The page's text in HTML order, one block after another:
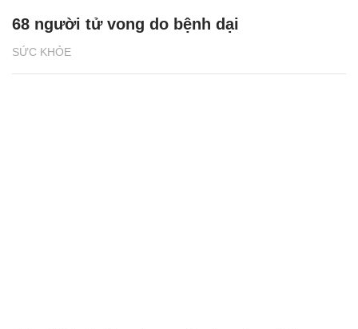
SỨC KHỎE
68 người tử vong do bệnh dại